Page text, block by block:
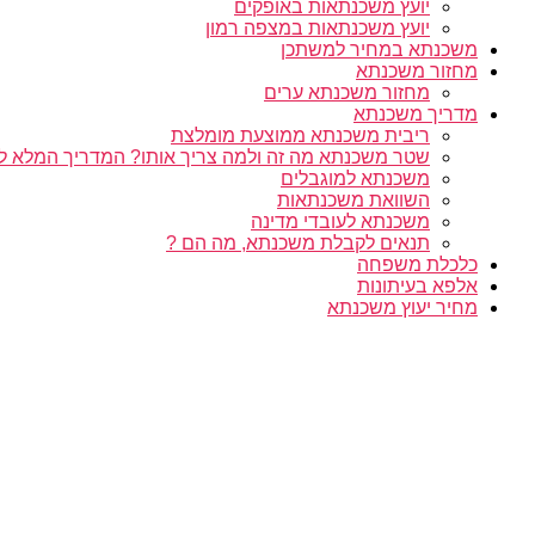
יועץ משכנתאות באופקים
יועץ משכנתאות במצפה רמון
משכנתא במחיר למשתכן
מחזור משכנתא
מחזור משכנתא ערים
מדריך משכנתא
ריבית משכנתא ממוצעת מומלצת
שטר משכנתא מה זה ולמה צריך אותו? המדריך המלא
משכנתא למוגבלים
השוואת משכנתאות
משכנתא לעובדי מדינה
תנאים לקבלת משכנתא, מה הם ?
כלכלת משפחה
אלפא בעיתונות
מחיר יעוץ משכנתא